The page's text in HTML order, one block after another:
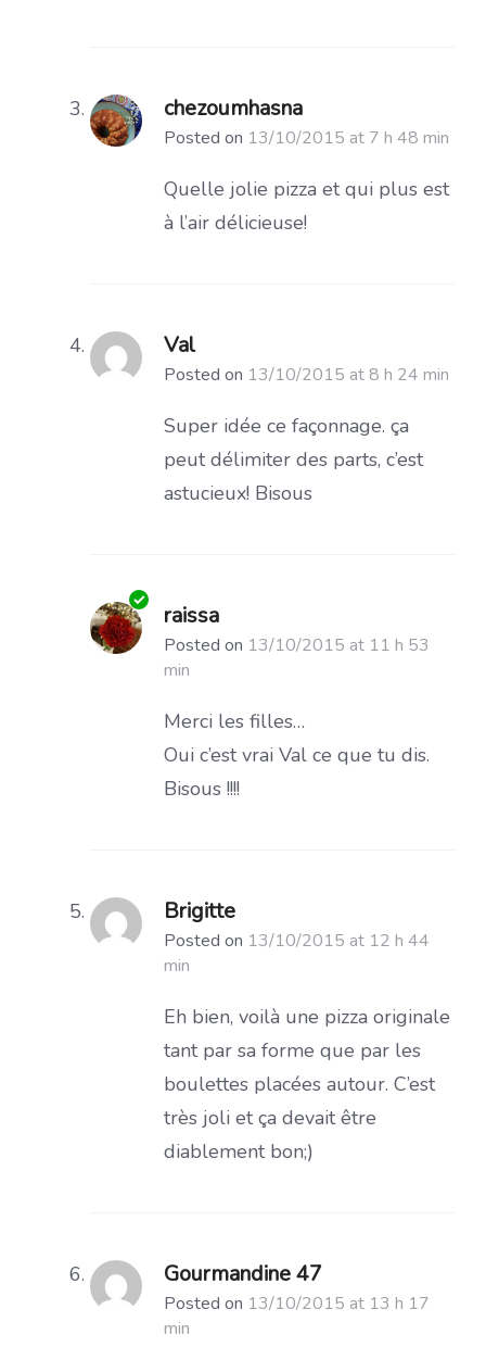
chezoumhasna
Posted on 13/10/2015 at 7 h 48 min
Quelle jolie pizza et qui plus est
à l’air délicieuse!
Val
Posted on 13/10/2015 at 8 h 24 min
Super idée ce façonnage. ça
peut délimiter des parts, c’est
astucieux! Bisous
raissa
Posted on 13/10/2015 at 11 h 53
min
Merci les filles…
Oui c’est vrai Val ce que tu dis.
Bisous !!!!
Brigitte
Posted on 13/10/2015 at 12 h 44
min
Eh bien, voilà une pizza originale
tant par sa forme que par les
boulettes placées autour. C’est
très joli et ça devait être
diablement bon;)
Gourmandine 47
Posted on 13/10/2015 at 13 h 17
min